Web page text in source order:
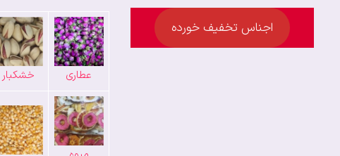
اجناس تخفیف خورده
عطاری خشکبار